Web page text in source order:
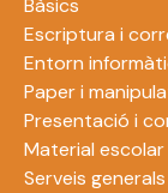
Bàsics
Escriptura i
Entorn
Paper i
Presentació i
Material
Serveis generals